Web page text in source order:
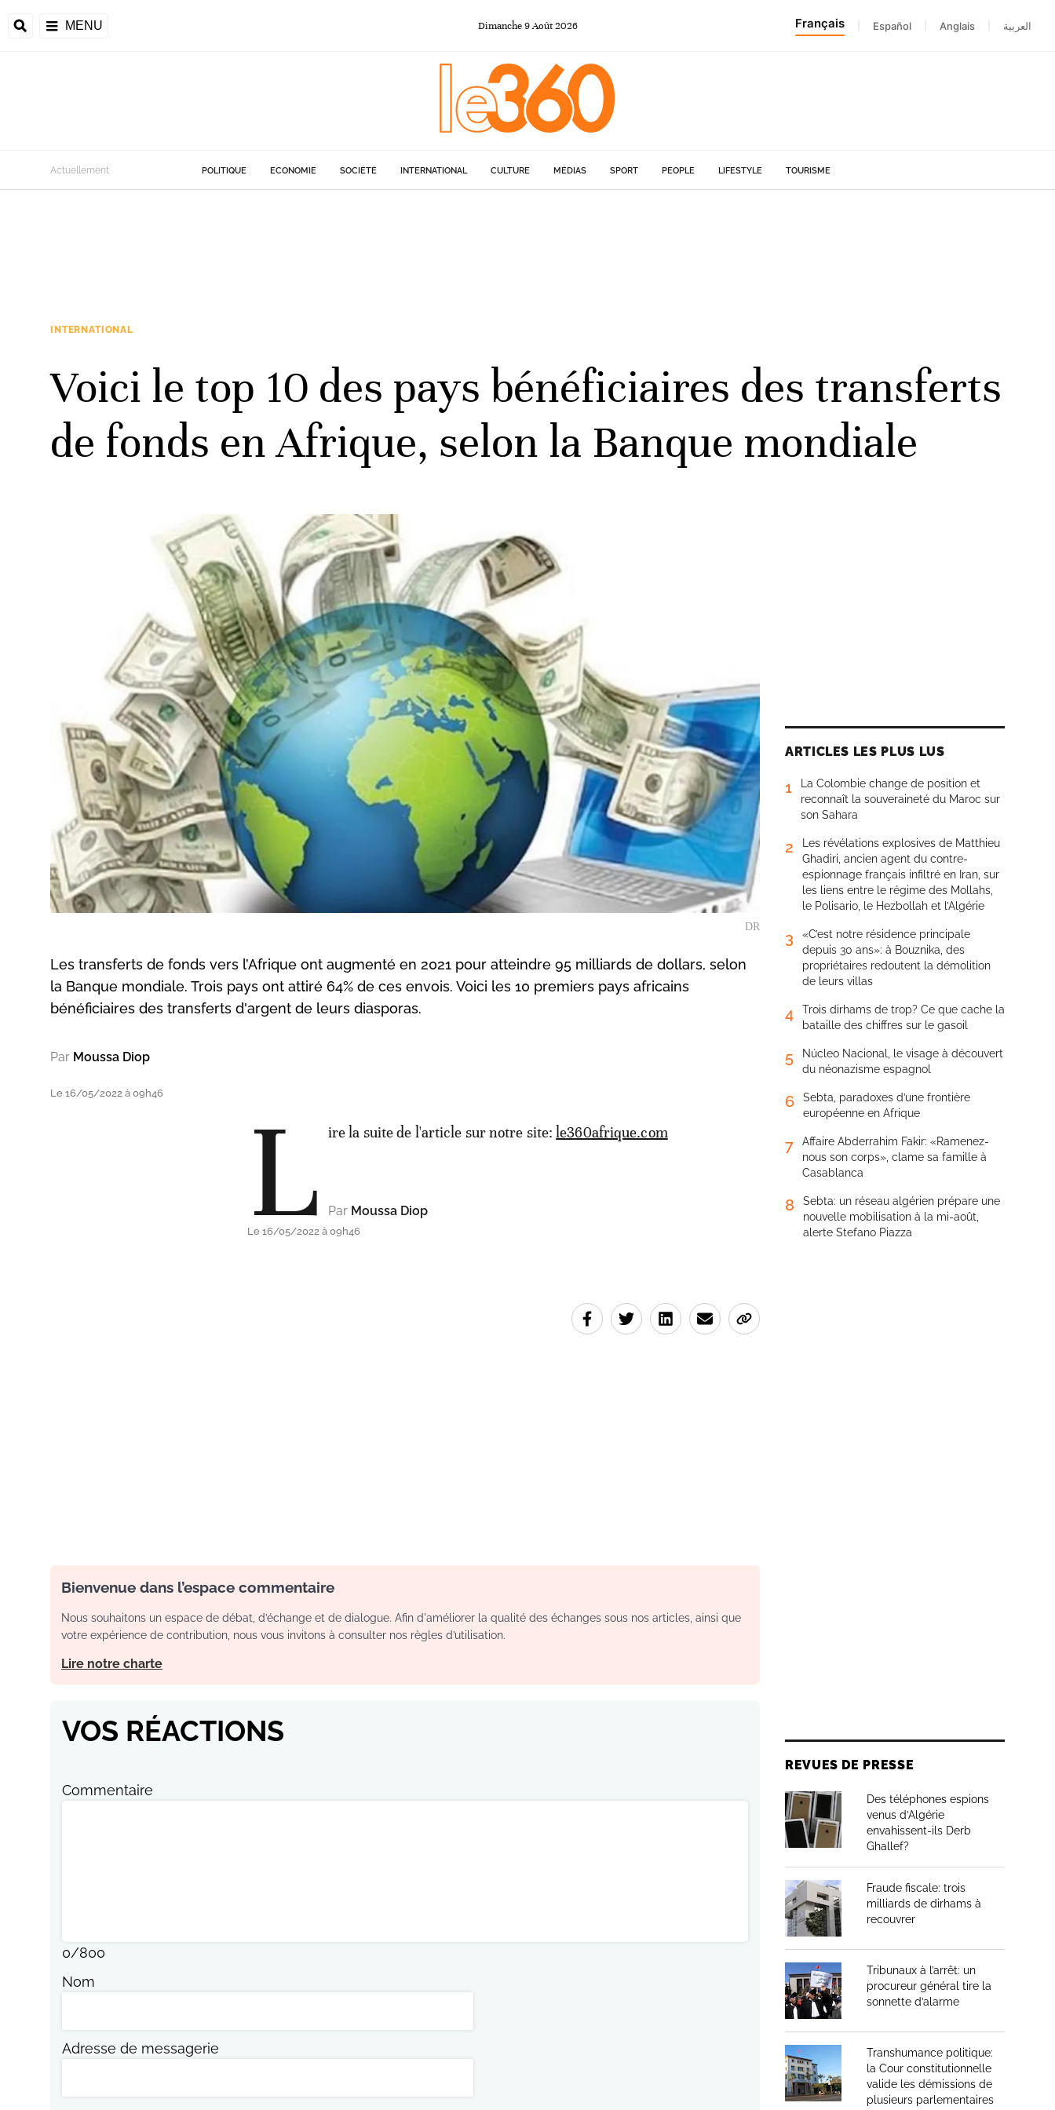
MENU Dimanche 9Août 2026 Français Español Anglais العربية
Actuellement POLITIQUE ECONOMIE SOCIÉTÉ INTERNATIONAL CULTURE MÉDIAS SPORT PEOPLE LIFESTYLE TOURISME
INTERNATIONAL
Voici le top 10 des pays bénéficiaires des transferts
de fonds en Afrique, selon la Banque mondiale
DR
Les transferts de fonds vers l’Afrique ont augmenté en 2021 pour atteindre 95 milliards de dollars, selon
la Banque mondiale. Trois pays ont attiré 64% de ces envois. Voici les 10 premiers pays africains
bénéficiaires des transferts d'argent de leurs diasporas.
Par Moussa Diop
Le 16/05/2022 à 09h46 L ire la suite de l'article sur notre site:le360afrique.com
Par Moussa Diop
Le 16/05/2022 à 09h46
Bienvenue dans l’espace commentaire
Nous souhaitons un espace de débat, d’échange et de dialogue. Afin d'améliorer la qualité des échanges sous nos articles, ainsi que
votre expérience de contribution, nous vous invitons à consulter nos règles d’utilisation.
Lire notre charte
VOS RÉACTIONS
Commentaire
0/800
Nom
Adresse de messagerie
ARTICLES LES PLUS LUS
1
La Colombie change de position et
reconnaît la souveraineté du Maroc sur
son Sahara
2
Les révélations explosives de Matthieu
Ghadiri, ancien agent du contre-
espionnage français infiltré en Iran, sur
les liens entre le régime des Mollahs,
le Polisario, le Hezbollah et l’Algérie
3
«C’est notre résidence principale
depuis 30 ans»: à Bouznika, des
propriétaires redoutent la démolition
de leurs villas
4
Trois dirhams de trop? Ce que cache la
bataille des chiffres sur le gasoil
5
Núcleo Nacional, le visage à découvert
du néonazisme espagnol
6
Sebta, paradoxes d’une frontière
européenne en Afrique
7
Affaire Abderrahim Fakir: «Ramenez-
nous son corps», clame sa famille à
Casablanca
8
Sebta: un réseau algérien prépare une
nouvelle mobilisation à la mi-août,
alerte Stefano Piazza
REVUES DE PRESSE
Des téléphones espions
venus d’Algérie
envahissent-ils Derb
Ghallef?
Fraude fiscale: trois
milliards de dirhams à
recouvrer
Tribunaux à l’arrêt: un
procureur général tire la
sonnette d’alarme
Transhumance politique:
la Cour constitutionnelle
valide les démissions de
plusieurs parlementaires